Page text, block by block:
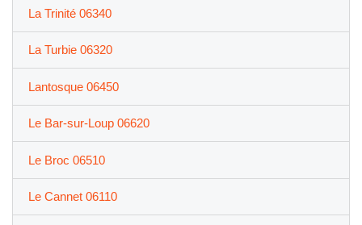
La Trinité 06340
La Turbie 06320
Lantosque 06450
Le Bar-sur-Loup 06620
Le Broc 06510
Le Cannet 06110